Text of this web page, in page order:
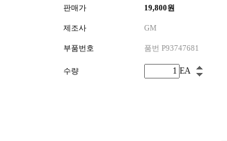
판매가 19,800원
제조사 GM
부품번호 품번 P93747681
수량 EA